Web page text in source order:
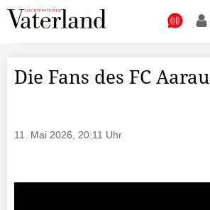
Die Fans des FC Aarau
11. Mai 2026, 20:11 Uhr